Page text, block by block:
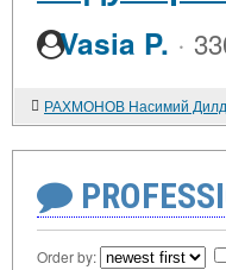
Vasia P. ·
РАХМОНОВ Насимий
Order by: